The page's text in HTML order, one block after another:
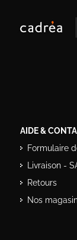
AIDE &
Formulaire
Livraison -
Retours
Nos